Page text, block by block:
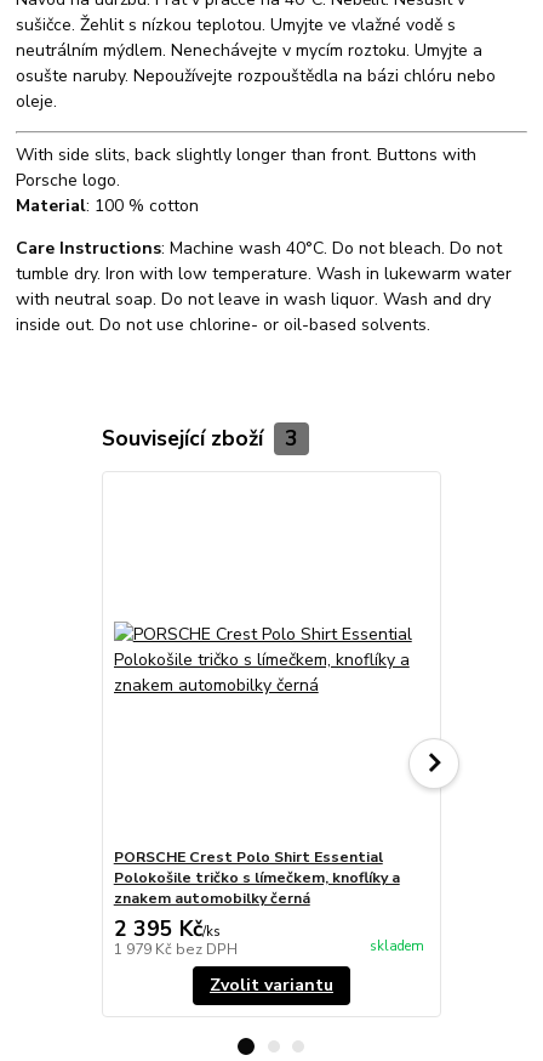
sušičce. Žehlit s nízkou teplotou. Umyjte ve vlažné vodě s
neutrálním mýdlem. Nenechávejte v mycím roztoku. Umyjte a
osušte naruby. Nepoužívejte rozpouštědla na bázi chlóru nebo
oleje.
With side slits, back slightly longer than front. Buttons with
Porsche logo.
Material: 100 % cotton
Care Instructions: Machine wash 40°C. Do not bleach. Do not
tumble dry. Iron with low temperature. Wash in lukewarm water
with neutral soap. Do not leave in wash liquor. Wash and dry
inside out. Do not use chlorine- or oil-based solvents.
Související zboží 3
PORSCHE Crest Polo Shirt Essential
Polokošile tričko s límečkem, knoflíky a
znakem automobilky černá
2 395 Kč/ks
1 979 Kč bez DPH skladem
Zvolit variantu